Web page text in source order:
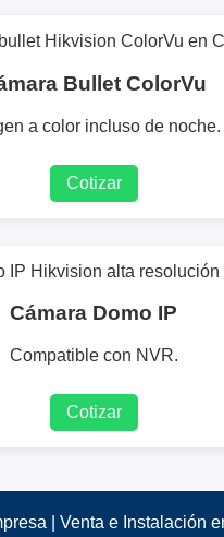
Bullet ColorVu
a color incluso de noche.
Cotizar
Cámara Domo IP
Compatible con NVR.
Cotizar
| Venta e Instalación